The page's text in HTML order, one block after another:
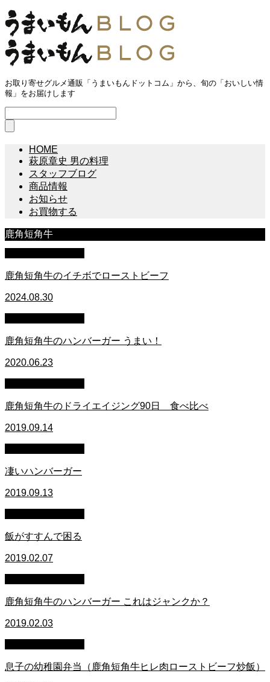
お取り寄せグルメ通販「うまいもんドットコム」から、旬の「おいしい情
報」をお届けします
HOME
萩原章史 男の料理
スタッフブログ
商品情報
お知らせ
お買物する
鹿角短角牛
鹿角短角牛のイチボでローストビーフ
2024.08.30
鹿角短角牛のハンバーガー うまい！
2020.06.23
鹿角短角牛のドライエイジング90日 食べ比べ
2019.09.14
凄いハンバーガー
2019.09.13
飯がすすんで困る
2019.02.07
鹿角短角牛のハンバーガー これはジャンクか？
2019.02.03
息子の幼稚園弁当（鹿角短角牛ヒレ肉ローストビーフ炒飯）